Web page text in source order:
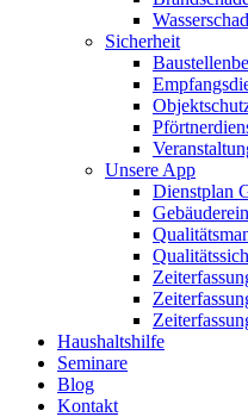
Sicherheit
Unsere App
Dienstplan
Haushaltshilfe
Seminare
Blog
Kontakt